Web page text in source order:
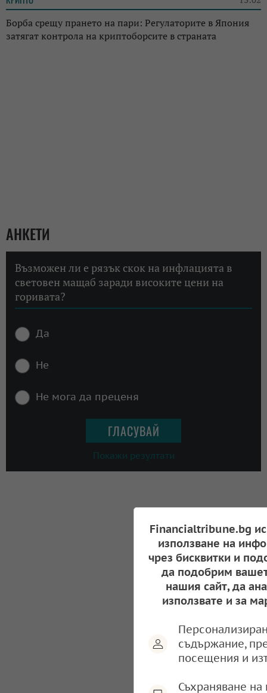
Борба срещу прането на пари: Регулаторите в Япония
затягат контрола на криптоборсите в страната
АНКЕТИ
Възможен ли е рязък скок на инфлацията в
световен мащаб заради високите цени на
горивата?
Да
Не
Не мога да преценя
Покажи резултати
Financialtribune.bg
използване на
чрез бисквитки и
да подобрим
нашия сайт, да
използвате и за
съдържание,
посещения и
Съхраняване